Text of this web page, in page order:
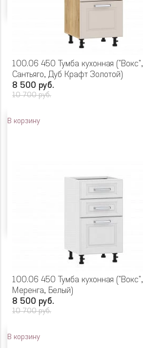
100.06 450 Тумба кухонная ("Вокс",
Сантьяго, Дуб Крафт Золотой)
8 500 руб.
10 700 руб.
В корзину
100.06 450 Тумба кухонная ("Вокс",
Меренга, Белый)
8 500 руб.
10 700 руб.
В корзину